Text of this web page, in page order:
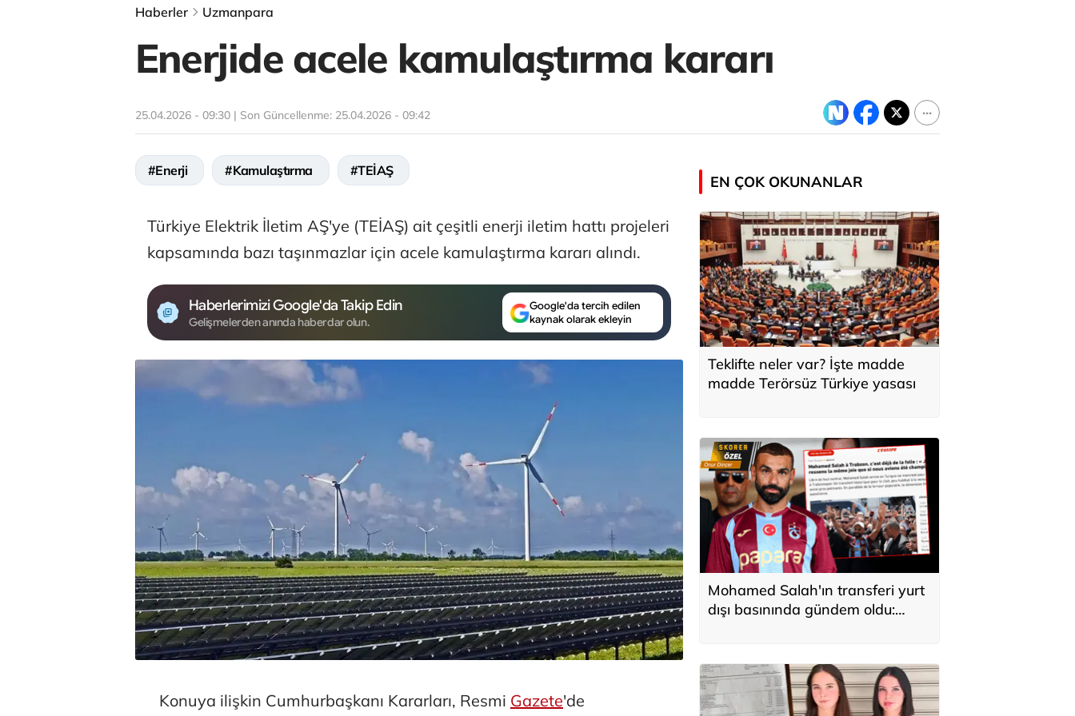
Haberler Uzmanpara
Enerjide acele kamulaştırma kararı
25.04.2026 - 09:30 | Son Güncellenme: 25.04.2026 - 09:42
#Enerji #Kamulaştırma #TEİAŞ
Türkiye Elektrik İletim AŞ'ye (TEİAŞ) ait çeşitli enerji iletim hattı projeleri
kapsamında bazı taşınmazlar için acele kamulaştırma kararı alındı.
Haberlerimizi Google'da Takip Edin
Gelişmelerden anında haberdar olun.
Google'da tercih edilen
kaynak olarak ekleyin
Konuya ilişkin Cumhurbaşkanı Kararları, Resmi Gazete'de
EN ÇOK OKUNANLAR
Teklifte neler var? İşte madde
madde Terörsüz Türkiye yasası
Mohamed Salah'ın transferi yurt
dışı basınında gündem oldu: